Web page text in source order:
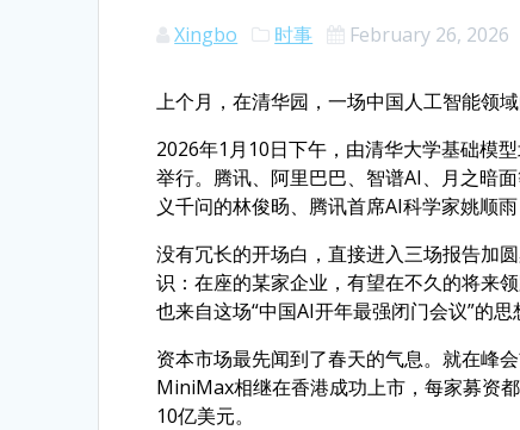
Xingbo 时事 February 26, 2026
上个月，在清华园，一场中国人工智能领
2026年1月10日下午，由清华大学基础模
举行。腾讯、阿里巴巴、智谱AI、月之暗
义千问的林俊旸、腾讯首席AI科学家姚顺
没有冗长的开场白，直接进入三场报告加
识：在座的某家企业，有望在不久的将来
也来自这场“中国AI开年最强闭门会议”的思
资本市场最先闻到了春天的气息。就在峰
MiniMax相继在香港成功上市，每家募资
10亿美元。